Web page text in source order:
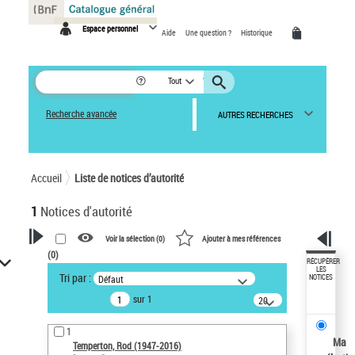
Espace personnel Aide Une question ? Historique
Tout
Recherche avancée AUTRES RECHERCHES
Accueil Liste de notices d’autorité
1 Notices d'autorité
VOTRE RECHERCHE
Recherche avancée dans les
notices d’autorité
Œuvres liées à l'auteur :
Temperton, Rod (1947-2016)
Voir la sélection (0) Ajouter à mes références
(0)
Tri par : Défaut
sur 1
20
résultats/page
1
Temperton, Rod (1947-2016)
RÉCUPÉRER
LES
NOTICES
Ma
Panneau de gestion des cookies